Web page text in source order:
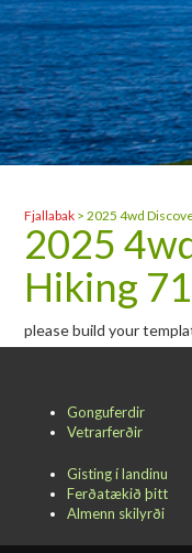
Fjallabak >2025 4wd
2025
Hiking
please build your
Gonguferdir
Vetrarferðir
Gisting í landinu
Ferðatækið þitt
Almenn skilyrði